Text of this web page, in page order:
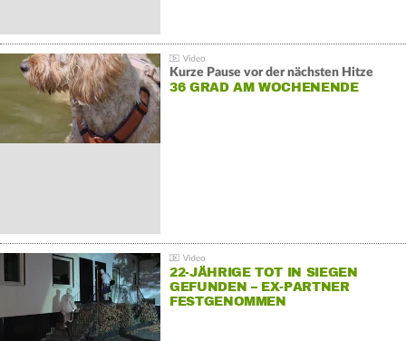
Kurze Pause vor der nächsten Hitze
36 GRAD AM WOCHENENDE
22-JÄHRIGE TOT IN SIEGEN
GEFUNDEN – EX-PARTNER
FESTGENOMMEN